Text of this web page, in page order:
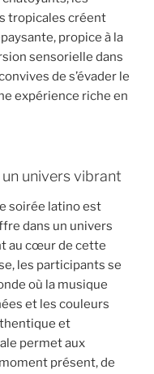
tropicales créent
propice à la
sensorielle dans
de s’évader le
expérience riche en
univers vibrant
soirée latino est
dans un univers
au cœur de cette
les participants se
où la musique
et les couleurs
et
permet aux
présent, de